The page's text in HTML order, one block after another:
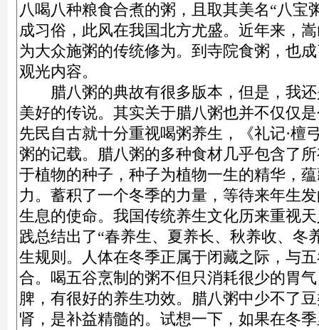
八喝八种粮食合煮的粥，且取其美名“八宝
成习俗，此风在我国北方尤盛。近年来，
为大众施粥的传统修为。到寺院食粥，也
观光内容。
腊八粥的典故有很多版本，但是，我还
美好的传说。其实关于腊八粥也并不仅仅
先民自古就十分重视喝粥养生，《礼记·檀
粥的记载。腊八粥的多种食材几乎包含了
于植物的种子，种子为植物一生的精华，
力。蓄积了一个冬季的力量，等待来年生
生息的使命。我国传统养生文化历来重视
践总结出了“春养生、夏养长、秋养收、冬
生规则。人体在冬季正属于闭藏之际，与
合。喝五谷烹制的粥不但只消耗很少的胃
脾，有很好的养生功效。腊八粥中少不了
肾，是补益精髓的。试想一下，如果在冬